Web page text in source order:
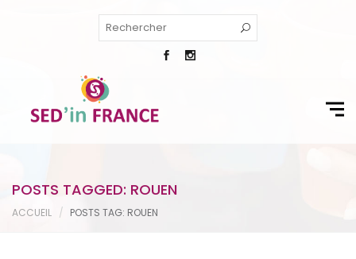
POSTS TAGGED: ROUEN
ACCUEIL POSTS TAG: ROUEN